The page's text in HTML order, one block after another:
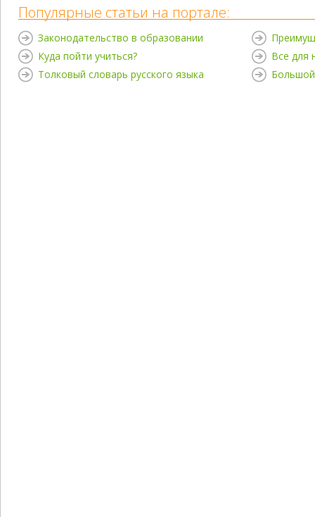
Популярные статьи на портале:
Законодательство в образовании
Куда пойти учиться?
Толковый словарь русского языка
Все для
Большой